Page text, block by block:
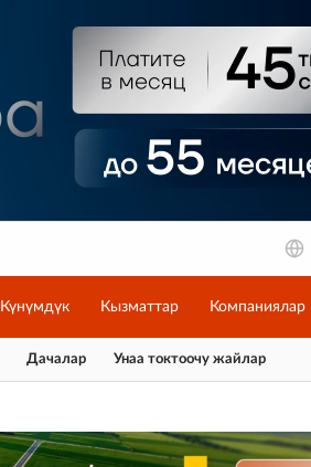
Күнүмдүк Кызматтар Компаниялар
Дачалар Унаа токтоочу жайлар